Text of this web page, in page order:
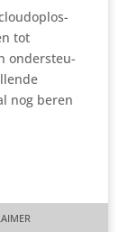
tot
onder­steu­
nog beren